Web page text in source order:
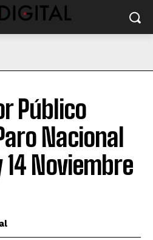
Público
Nacional
14 Noviembre